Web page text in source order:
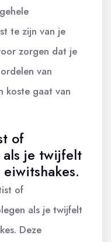
te zijn van je
zorgen dat je
van
koste gaat van
of
als je twijfelt
of
als je twijfelt
Deze